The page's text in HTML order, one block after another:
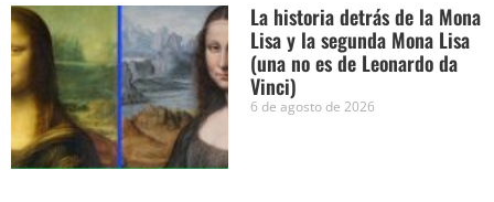
La historia detrás de la Mona
Lisa y la segunda Mona Lisa
(una no es de Leonardo da
Vinci)
6 de agosto de 2026